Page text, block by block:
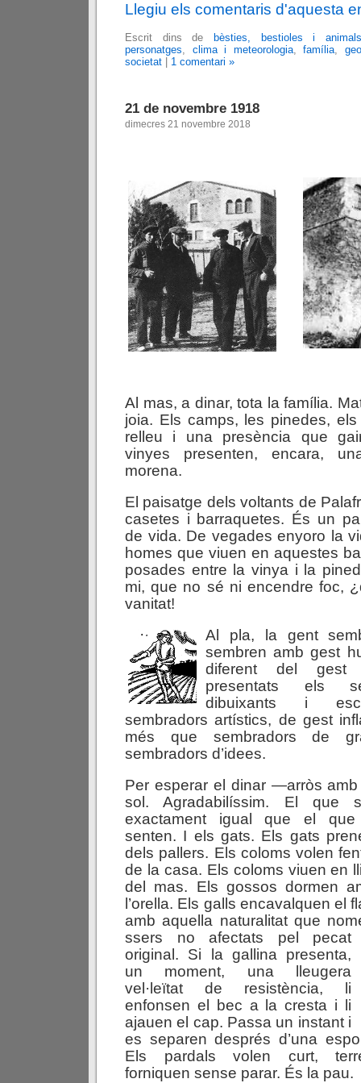
Llegiu els comentaris d'aquesta
Escrit dins de
bèsties, bestioles i animals
personatges, clima i meteorologia, família,
societat
1 comentari »
21 de novembre 1918
dimecres 21 novembre 2018
Al mas, a dinar, tota la família.
joia. Els camps, les pinedes,
relleu i una presència que
vinyes presenten, encara,
morena.
El paisatge dels voltants de
casetes i barraquetes. És un
de vida. De vegades enyoro la
homes que viuen en aquestes
posades entre la vinya i la
mi, que no sé ni encendre foc,
vanitat!
Al pla, la gent
sembren amb gest
diferent del
presentats els
dibuixants i
sembradors artístics, de gest
més que sembradors de
sembradors d’idees.
Per esperar el dinar —arròs
sol. Agradabilíssim. El que
exactament igual que el que
senten. I els gats. Els gats
dels pallers. Els coloms volen
de la casa. Els coloms viuen en
del mas. Els gossos dormen
l’orella. Els galls encavalquen el
amb aquella naturalitat que
ssers no afectats pel pecat
original. Si la gallina presenta,
un moment, una lleugera
vel·leïtat de resistència, li
enfonsen el bec a la cresta i li
ajauen el cap. Passa un instant i
es separen després d’una
Els pardals volen curt,
forniquen sense parar. És la pau.